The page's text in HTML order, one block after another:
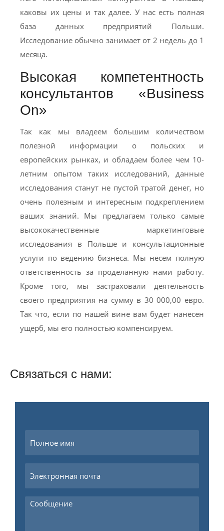
каковы их цены и так далее. У нас есть полная
база данных предприятий Польши.
Исследование обычно занимает от 2 недель до 1
месяца.
Высокая компетентность
консультантов «Business
On»
Так как мы владеем большим количеством
полезной информации о польских и
европейских рынках, и обладаем более чем 10-
летним опытом таких исследований, данные
исследования станут не пустой тратой денег, но
очень полезным и интересным подкреплением
ваших знаний. Мы предлагаем только самые
высококачественные маркетинговые
исследования в Польше и консультационные
услуги по ведению бизнеса. Мы несем полную
ответственность за проделанную нами работу.
Кроме того, мы застраховали деятельность
своего предприятия на сумму в 30 000,00 евро.
Так что, если по нашей вине вам будет нанесен
ущерб, мы его полностью компенсируем.
Связаться с нами: